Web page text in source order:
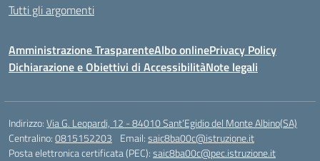
Tutti gli argomenti
Amministrazione TrasparenteAlbo onlinePrivacy Policy
Dichiarazione e Obiettivi di AccessibilitàNote legali
Indirizzo:Via G. Leopardi, 12 - 84010 Sant’Egidio del Monte Albino(SA)
Centralino:0815152203 Email:saic8ba00c@istruzione.it
Posta elettronica certificata (PEC):saic8ba00c@pec.istruzione.it